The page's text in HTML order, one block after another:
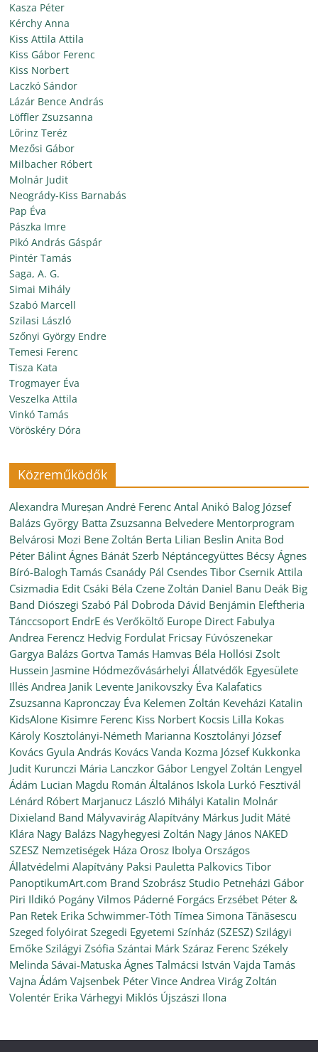
Kasza Péter
Kérchy Anna
Kiss Attila Attila
Kiss Gábor Ferenc
Kiss Norbert
Laczkó Sándor
Lázár Bence András
Löffler Zsuzsanna
Lőrinz Teréz
Mezősi Gábor
Milbacher Róbert
Molnár Judit
Neogrády-Kiss Barnabás
Pap Éva
Pászka Imre
Pikó András Gáspár
Pintér Tamás
Saga, A. G.
Simai Mihály
Szabó Marcell
Szilasi László
Szőnyi György Endre
Temesi Ferenc
Tisza Kata
Trogmayer Éva
Veszelka Attila
Vinkó Tamás
Vöröskéry Dóra
Közreműködők
Alexandra Mureșan André Ferenc Antal Anikó Balog József
Balázs György Batta Zsuzsanna Belvedere Mentorprogram
Belvárosi Mozi Bene Zoltán Berta Lilian Beslin Anita Bod
Péter Bálint Ágnes Bánát Szerb Néptáncegyüttes Bécsy Ágnes
Bíró-Balogh Tamás Csanády Pál Csendes Tibor Csernik Attila
Csizmadia Edit Csáki Béla Czene Zoltán Daniel Banu Deák Big
Band Diószegi Szabó Pál Dobroda Dávid Benjámin Eleftheria
Tánccsoport EndrE és Verőköltő Europe Direct Fabulya
Andrea Ferencz Hedvig Fordulat Fricsay Fúvószenekar
Gargya Balázs Gortva Tamás Hamvas Béla Hollósi Zsolt
Hussein Jasmine Hódmezővásárhelyi Állatvédők Egyesülete
Illés Andrea Janik Levente Janikovszky Éva Kalafatics
Zsuzsanna Kapronczay Éva Kelemen Zoltán Keveházi Katalin
KidsAlone Kisimre Ferenc Kiss Norbert Kocsis Lilla Kokas
Károly Kosztolányi-Németh Marianna Kosztolányi József
Kovács Gyula András Kovács Vanda Kozma József Kukkonka
Judit Kurunczi Mária Lanczkor Gábor Lengyel Zoltán Lengyel
Ádám Lucian Magdu Román Általános Iskola Lurkó Fesztivál
Lénárd Róbert Marjanucz László Mihályi Katalin Molnár
Dixieland Band Mályvavirág Alapítvány Márkus Judit Máté
Klára Nagy Balázs Nagyhegyesi Zoltán Nagy János NAKED
SZESZ Nemzetiségek Háza Orosz Ibolya Országos
Állatvédelmi Alapítvány Paksi Pauletta Palkovics Tibor
PanoptikumArt.com Brand Szobrász Studio Petneházi Gábor
Piri Ildikó Pogány Vilmos Páderné Forgács Erzsébet Péter &
Pan Retek Erika Schwimmer-Tóth Tímea Simona Tănăsescu
Szeged folyóirat Szegedi Egyetemi Színház (SZESZ) Szilágyi
Emőke Szilágyi Zsófia Szántai Márk Száraz Ferenc Székely
Melinda Sávai-Matuska Ágnes Talmácsi István Vajda Tamás
Vajna Ádám Vajsenbek Péter Vince Andrea Virág Zoltán
Volentér Erika Várhegyi Miklós Újszászi Ilona